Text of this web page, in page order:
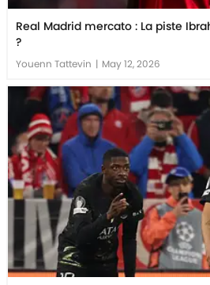
Real Madrid mercato : La piste
?
Youenn Tattevin | May 12, 2026